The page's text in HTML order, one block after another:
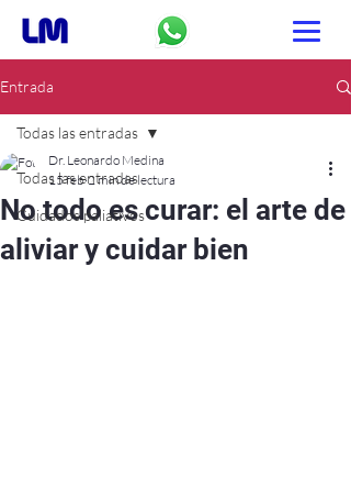
Entrada
Todas las entradas
Cuidados paliativos
Todas las entradas
No todo es curar: el arte de
aliviar y cuidar bien
Dr. Leonardo Medina
15 feb 2 min de lectura